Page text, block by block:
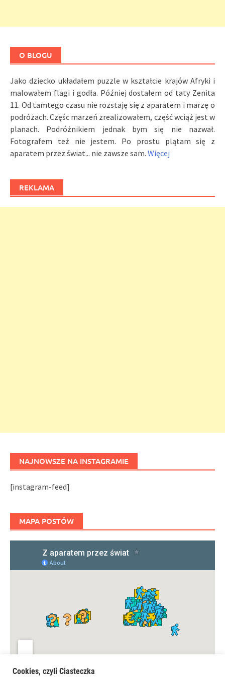
O BLOGU
Jako dziecko układałem puzzle w kształcie krajów Afryki i
malowałem flagi i godła. Później dostałem od taty Zenita
11. Od tamtego czasu nie rozstaję się z aparatem i marzę o
podróżach. Częśc marzeń zrealizowałem, część wciąż jest w
planach. Podróżnikiem jednak bym się nie nazwał.
Fotografem też nie jestem. Po prostu plątam się z
aparatem przez świat... nie zawsze sam. Więcej
REKLAMA
NAJNOWSZE NA INSTAGRAMIE
[instagram-feed]
MAPA POSTÓW
Cookies, czyli Ciasteczka